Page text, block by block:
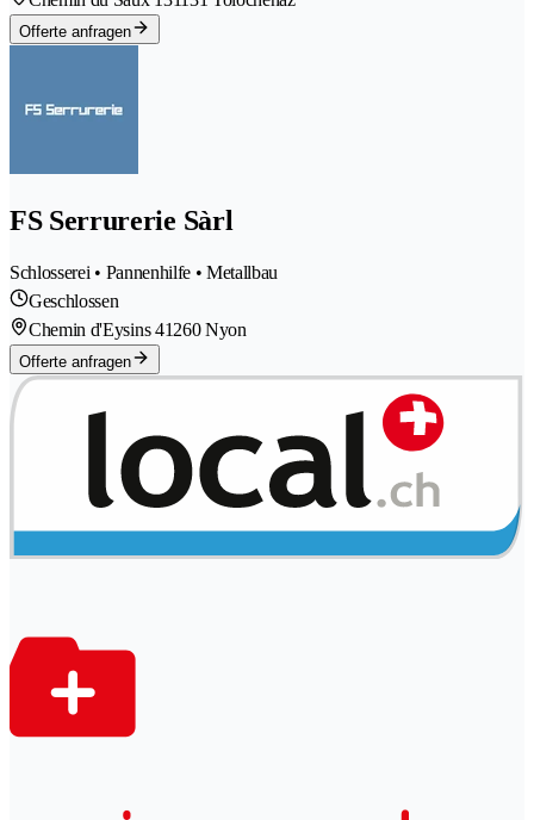
Offerte anfragen
FS Serrurerie Sàrl
Schlosserei • Pannenhilfe • Metallbau
Geschlossen
Chemin d'Eysins 41260 Nyon
Offerte anfragen